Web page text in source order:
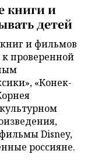
книги и
детей
и фильмов
проверенной
«Конек-
Disney,
россияне.